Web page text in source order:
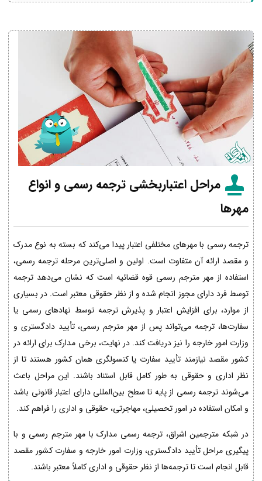
مراحل اعتباربخشی ترجمه رسمی و انواع
مهرها
ترجمه رسمی با مهرهای مختلفی اعتبار پیدا می‌کند که بسته به نوع مدرک
و مقصد ارائه آن متفاوت است. اولین و اصلی‌ترین مرحله ترجمه رسمی،
استفاده از مهر مترجم رسمی قوه قضائیه است که نشان می‌دهد ترجمه
توسط فرد دارای مجوز انجام شده و از نظر حقوقی معتبر است. در بسیاری
از موارد، برای افزایش اعتبار و پذیرش ترجمه توسط نهادهای رسمی یا
سفارت‌ها، ترجمه می‌تواند پس از مهر مترجم رسمی، تأیید دادگستری و
وزارت امور خارجه را نیز دریافت کند. در نهایت، برخی مدارک برای ارائه در
کشور مقصد نیازمند تأیید سفارت یا کنسولگری همان کشور هستند تا از
نظر اداری و حقوقی به طور کامل قابل استناد باشند. این مراحل باعث
می‌شوند ترجمه رسمی از پایه تا سطح بین‌المللی دارای اعتبار قانونی باشد
و امکان استفاده در امور تحصیلی، مهاجرتی، حقوقی و اداری را فراهم کند.
در شبکه مترجمین اشراق، ترجمه رسمی مدارک با مهر مترجم رسمی و با
پیگیری مراحل تأیید دادگستری، وزارت امور خارجه و سفارت کشور مقصد
قابل انجام است تا ترجمه‌ها از نظر حقوقی و اداری کاملاً معتبر باشند.